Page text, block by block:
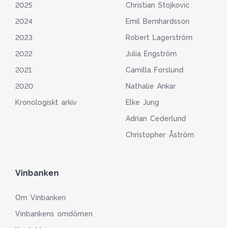
2025
2024
2023
2022
2021
2020
Kronologiskt arkiv
Christian Stojkovic
Emil Bernhardsson
Robert Lagerström
Julia Engström
Camilla Forslund
Nathalie Ankar
Elke Jung
Adrian Cederlund
Christopher Åström
Vinbanken
Om Vinbanken
Vinbankens omdömen